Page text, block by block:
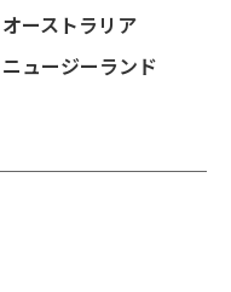
オーストラリア
ニュージーランド